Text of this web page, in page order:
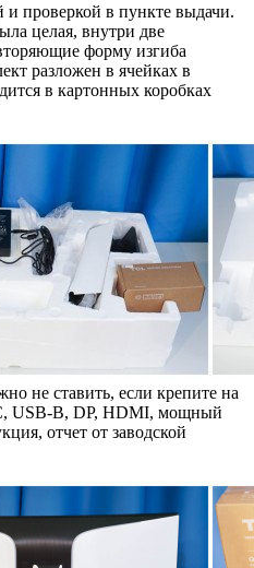
и проверкой в пункте выдачи.
целая, внутри две
форму изгиба
разложен в ячейках в
в картонных коробках
не ставить, если крепите на
USB-B, DP, HDMI, мощный
отчет от заводской